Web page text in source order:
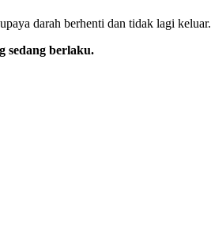
darah berhenti dan tidak lagi keluar.
sedang berlaku.